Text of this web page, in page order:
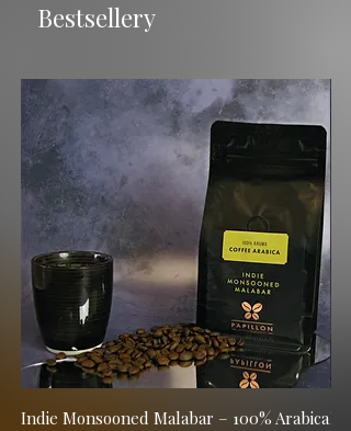
Bestsellery
Indie Monsooned Malabar – 100% Arabica